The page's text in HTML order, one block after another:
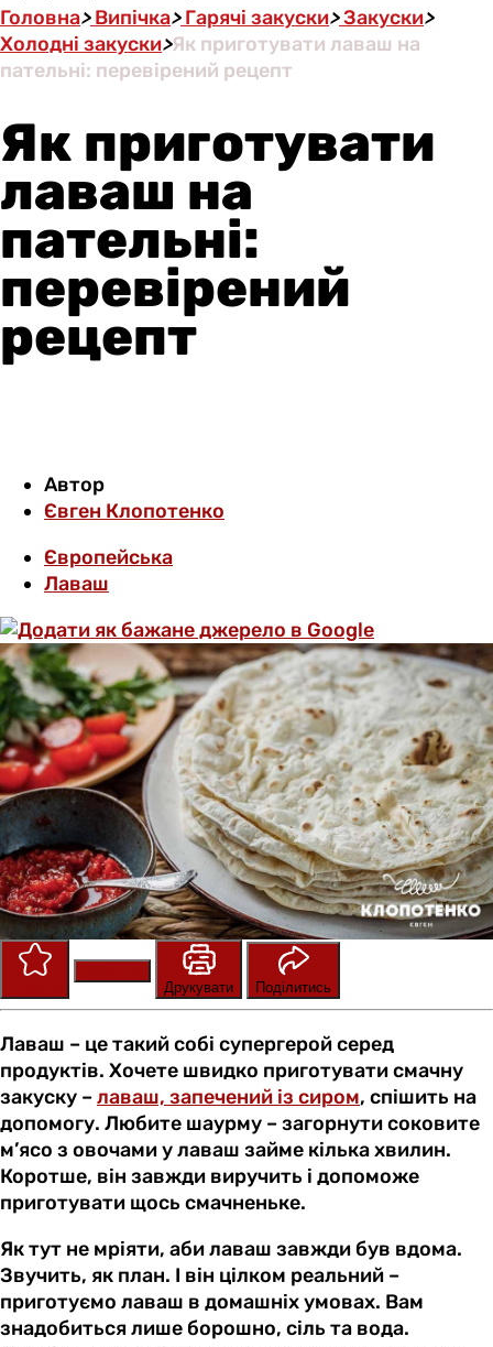
Головна>Випічка>Гарячі закуски>Закуски>
Холодні закуски>Як приготувати лаваш на
пательні: перевірений рецепт
Як приготувати
лаваш на
пательні:
перевірений
рецепт
Автор
Євген Клопотенко
Європейська
Лаваш
Друкувати
Поділитись
Лаваш – це такий собі супергерой серед
продуктів. Хочете швидко приготувати смачну
закуску –лаваш, запечений із сиром, спішить на
допомогу. Любите шаурму – загорнути соковите
м’ясо з овочами у лаваш займе кілька хвилин.
Коротше, він завжди виручить і допоможе
приготувати щось смачненьке.
Як тут не мріяти, аби лаваш завжди був вдома.
Звучить, як план. І він цілком реальний –
приготуємо лаваш в домашніх умовах. Вам
знадобиться лише борошно, сіль та вода.